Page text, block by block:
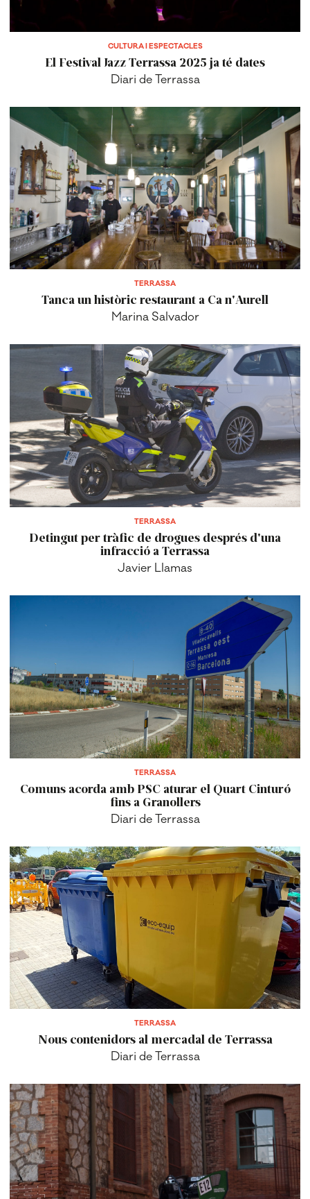
CULTURA I ESPECTACLES
El Festival Jazz Terrassa 2025 ja té dates
Diari de Terrassa
TERRASSA
Tanca un històric restaurant a Ca n'Aurell
Marina Salvador
TERRASSA
Detingut per tràfic de drogues després d'una
infracció a Terrassa
Javier Llamas
TERRASSA
Comuns acorda amb PSC aturar el Quart Cinturó
fins a Granollers
Diari de Terrassa
TERRASSA
Nous contenidors al mercadal de Terrassa
Diari de Terrassa